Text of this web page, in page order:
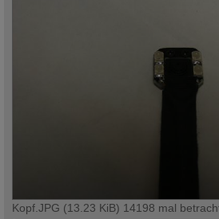
Kopf.JPG (13.23 KiB) 14198 mal